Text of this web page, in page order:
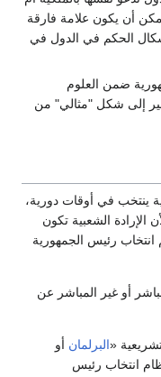
أن يكون علامة فارقة
الحكم في الدول في
ضمن العلوم
إلى شكل "مثالي" من
ينتخب في أوقات دورية،
الإرادة الشعبية تكون
انتخاب رئيس الجمهورية
أو غير المباشر عن
البرلمان أو
انتخاب رئيس